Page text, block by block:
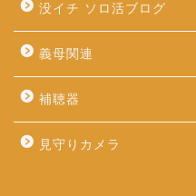
没イチ ソロ活ブログ
義母関連
補聴器
見守りカメラ